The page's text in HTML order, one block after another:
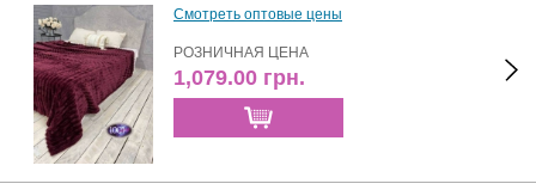
Смотреть оптовые цены
РОЗНИЧНАЯ ЦЕНА
1,079.00 грн.